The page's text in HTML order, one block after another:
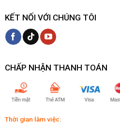
KẾT NỐI VỚI CHÚNG TÔI
CHẤP NHẬN THANH TOÁN
Thời gian làm việc: